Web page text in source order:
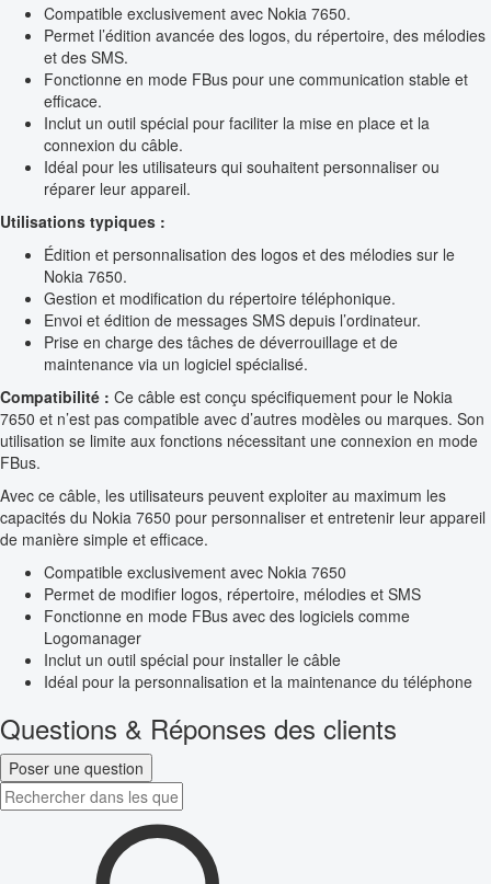
Compatible exclusivement avec Nokia 7650.
Permet l’édition avancée des logos, du répertoire, des mélodies
et des SMS.
Fonctionne en mode FBus pour une communication stable et
efficace.
Inclut un outil spécial pour faciliter la mise en place et la
connexion du câble.
Idéal pour les utilisateurs qui souhaitent personnaliser ou
réparer leur appareil.
Utilisations typiques :
Édition et personnalisation des logos et des mélodies sur le
Nokia 7650.
Gestion et modification du répertoire téléphonique.
Envoi et édition de messages SMS depuis l’ordinateur.
Prise en charge des tâches de déverrouillage et de
maintenance via un logiciel spécialisé.
Compatibilité : Ce câble est conçu spécifiquement pour le Nokia
7650 et n’est pas compatible avec d’autres modèles ou marques. Son
utilisation se limite aux fonctions nécessitant une connexion en mode
FBus.
Avec ce câble, les utilisateurs peuvent exploiter au maximum les
capacités du Nokia 7650 pour personnaliser et entretenir leur appareil
de manière simple et efficace.
Compatible exclusivement avec Nokia 7650
Permet de modifier logos, répertoire, mélodies et SMS
Fonctionne en mode FBus avec des logiciels comme
Logomanager
Inclut un outil spécial pour installer le câble
Idéal pour la personnalisation et la maintenance du téléphone
Questions & Réponses des clients
Poser une question